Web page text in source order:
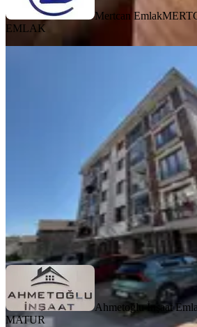
Mertcan Emlak
EMLAK
Ahmetoğlundan
Kiralık 3+1
Pendik, Şeyhli Mahallesi
·110 m² ·Yüksek
32.500 ₺
Ahmetoğlu İnşaat EmlakPOLAT MATUR
Ara
Ahmetoğlu İnşaat
MATUR